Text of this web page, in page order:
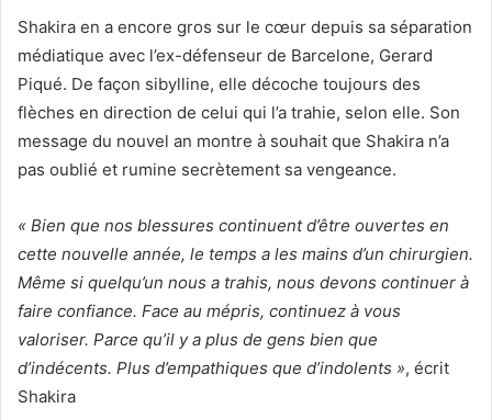
Shakira en a encore gros sur le cœur depuis sa séparation
médiatique avec l’ex-défenseur de Barcelone, Gerard
Piqué. De façon sibylline, elle décoche toujours des
flèches en direction de celui qui l’a trahie, selon elle. Son
message du nouvel an montre à souhait que Shakira n’a
pas oublié et rumine secrètement sa vengeance.
« Bien que nos blessures continuent d’être ouvertes en
cette nouvelle année, le temps a les mains d’un chirurgien.
Même si quelqu’un nous a trahis, nous devons continuer à
faire confiance. Face au mépris, continuez à vous
valoriser. Parce qu’il y a plus de gens bien que
d’indécents. Plus d’empathiques que d’indolents », écrit
Shakira